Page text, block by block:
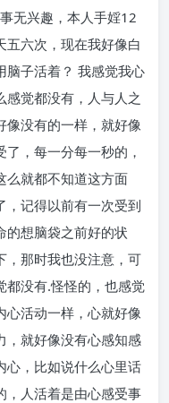
无兴趣，本人手婬12
五六次，现在我好像白
脑子活着？ 我感觉我心
感觉都没有，人与人之
像没有的一样，就好像
，每一分每一秒的，
么就都不知道这方面
，记得以前有一次受到
的想脑袋之前好的状
，那时我也没注意，可
都没有.怪怪的，也感觉
心活动一样，心就好像
，就好像没有心感知感
心，比如说什么心里话
，人活着是由心感受事